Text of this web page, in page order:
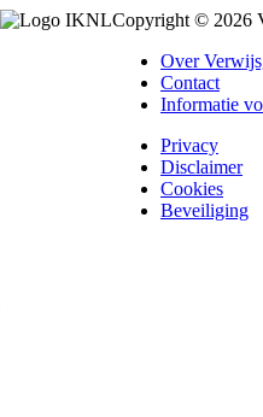
Copyright © 2026
Over
Contact
Informatie
Privacy
Disclaimer
Cookies
Beveiliging